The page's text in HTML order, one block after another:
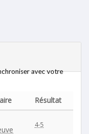
avec votre
Résultat
4-5